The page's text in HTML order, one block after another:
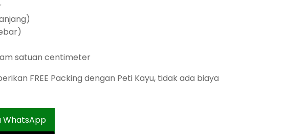
satuan centimeter
FREE Packing dengan Peti Kayu, tidak ada biaya
WhatsApp